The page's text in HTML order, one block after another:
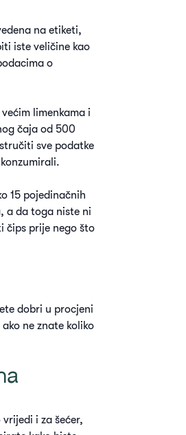
na etiketi,
iste veličine kao
o
limenkama i
čaja od 500
sve podatke
15 pojedinačnih
a da toga niste ni
čips prije nego što
dobri u procjeni
ne znate koliko
i za šećer,